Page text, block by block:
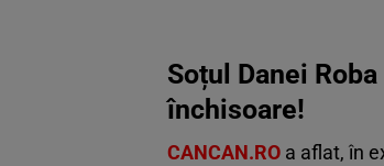
Soțul Danei
închisoare!
CANCAN.RO a aflat, în